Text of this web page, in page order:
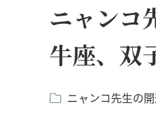
ニャンコ
牛座、双
ニャンコ先生の